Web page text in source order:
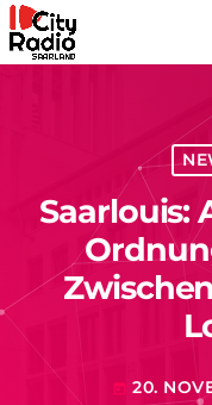
Saarlouis:
today 20.